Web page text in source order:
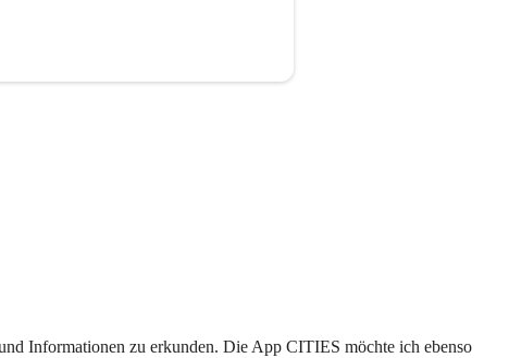
Informationen zu erkunden. Die App CITIES möchte ich ebenso